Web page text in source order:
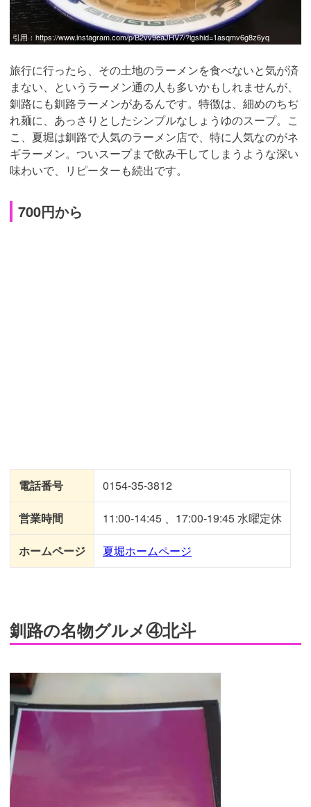
引用： https://www.instagram.com/p/B2vv9eaJHV7/?igshid=1asqmv6g8z6yq
旅行に行ったら、その土地のラーメンを食べないと気が済
まない、というラーメン通の人も多いかもしれませんが、
釧路にも釧路ラーメンがあるんです。特徴は、細めのちぢ
れ麺に、あっさりとしたシンプルなしょうゆのスープ。こ
こ、夏堀は釧路で人気のラーメン店で、特に人気なのがネ
ギラーメン。ついスープまで飲み干してしまうような深い
味わいで、リピーターも続出です。
700円から
電話番号 0154-35-3812
営業時間 11:00-14:45 、17:00-19:45 水曜定休
ホームページ 夏堀ホームページ
釧路の名物グルメ④北斗